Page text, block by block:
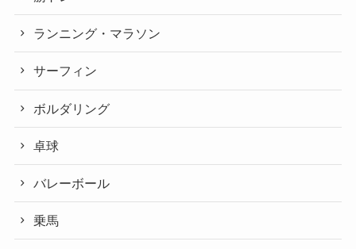
ランニング・マラソン
サーフィン
ボルダリング
卓球
バレーボール
乗馬